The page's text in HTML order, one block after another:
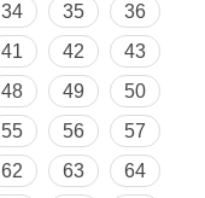
34 35
36
41 42
43
48 49
50
55 56
57
62 63
64